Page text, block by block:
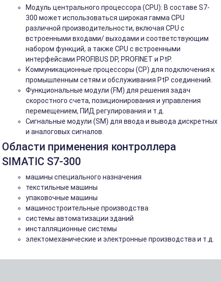
Модуль центрального процессора (CPU): В составе S7-
300 может использоваться широкая гамма CPU
различной производительности, включая CPU с
встроенными входами/ выходами и соответствующим
набором функций, а также CPU с встроенными
интерфейсами PROFIBUS DP, PROFINET и PtP.
Коммуникационные процессоры (CP) для подключения к
промышленным сетям и обслуживания PtP соединений.
Функциональные модули (FM) для решения задач
скоростного счета, позиционирования и управления
перемещением, ПИД регулирования и т.д.
Сигнальные модули (SM) для ввода и вывода дискретных
и аналоговых сигналов.
Области применения контроллера
SIMATIC S7-300
машины специального назначения
текстильные машины
упаковочные машины
машиностроительные производства
системы автоматизации зданий
инсталляционные системы
электомеханические и электронные производства и т.д.